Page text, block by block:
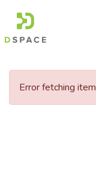
Communities
Error fetching item